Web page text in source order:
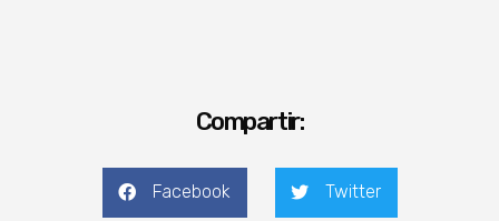
Compartir:
Facebook Twitter